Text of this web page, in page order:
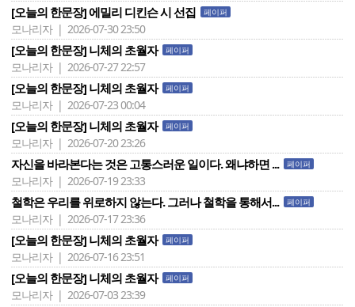
[오늘의 한문장] 에밀리 디킨슨 시 선집 페이퍼
모나리자 | 2026-07-30 23:50
[오늘의 한문장] 니체의 초월자 페이퍼
모나리자 | 2026-07-27 22:57
[오늘의 한문장] 니체의 초월자 페이퍼
모나리자 | 2026-07-23 00:04
[오늘의 한문장] 니체의 초월자 페이퍼
모나리자 | 2026-07-20 23:26
자신을 바라본다는 것은 고통스러운 일이다. 왜냐하면 ... 페이퍼
모나리자 | 2026-07-19 23:33
철학은 우리를 위로하지 않는다. 그러나 철학을 통해서... 페이퍼
모나리자 | 2026-07-17 23:36
[오늘의 한문장] 니체의 초월자 페이퍼
모나리자 | 2026-07-16 23:51
[오늘의 한문장] 니체의 초월자 페이퍼
모나리자 | 2026-07-03 23:39